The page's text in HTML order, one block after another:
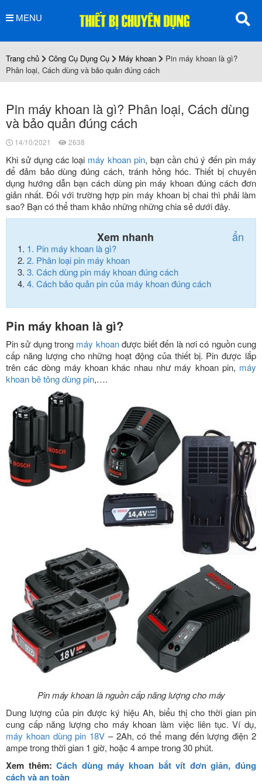
MENU
Trang chủ Công Cụ Dụng Cụ Máy khoan
Pin máy khoan là gì?
Phân loại, Cách dùng và bảo quản đúng cách
Pin máy khoan là gì? Phân loại, Cách dùng
và bảo quản đúng cách
14/10/2021 2638
Khi sử dụng các loại máy khoan pin, bạn cần chú ý đến pin máy
để đảm bảo dùng đúng cách, tránh hỏng hóc. Thiết bị chuyên
dụng hướng dẫn bạn cách dùng pin máy khoan đúng cách đơn
giản nhất. Đối với trường hợp pin máy khoan bị chai thì phải làm
sao? Bạn có thể tham khảo những những chia sẻ dưới đây.
Xem nhanh ẩn
1. Pin máy khoan là gì?
2. Phân loại pin máy khoan
3. Cách dùng pin máy khoan đúng cách
4. Cách bảo quản pin của máy khoan đúng cách
Pin máy khoan là gì?
Pin sử dụng trong máy khoanđược biết đến là nơi có nguồn cung
cấp năng lượng cho những hoạt động của thiết bị. Pin được lắp
trên các dòng máy khoan khác nhau như máy khoan pin, máy
khoan bê tông dùng pin,….
Pin máy khoan là nguồn cấp năng lượng cho máy
Dung lượng của pin được ký hiệu Ah, biểu thị cho thời gian pin
cung cấp năng lượng cho máy khoan làm việc liên tục. Ví dụ,
máy khoan dùng pin 18V – 2Ah, có thể mang đến lượng điện 2
ampe trong thời gian 1 giờ, hoặc 4 ampe trong 30 phút.
Xem thêm:Cách dùng máy khoan bắt vít đơn giản, đúng
cách và an toàn